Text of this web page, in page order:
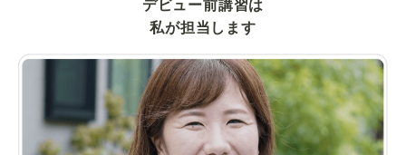
デビュー前講習は
私が担当します